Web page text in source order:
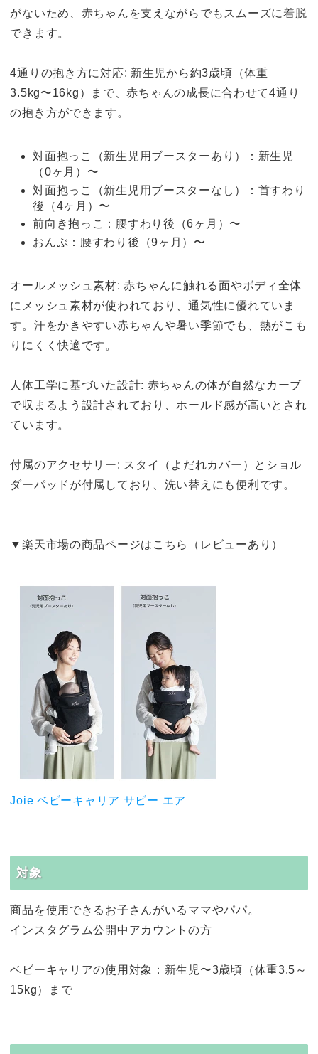
がないため、赤ちゃんを支えながらでもスムーズに着脱
できます。
4通りの抱き方に対応: 新生児から約3歳頃（体重
3.5kg〜16kg）まで、赤ちゃんの成長に合わせて4通り
の抱き方ができます。
対面抱っこ（新生児用ブースターあり）：新生児
（0ヶ月）〜
対面抱っこ（新生児用ブースターなし）：首すわり
後（4ヶ月）〜
前向き抱っこ：腰すわり後（6ヶ月）〜
おんぶ：腰すわり後（9ヶ月）〜
オールメッシュ素材: 赤ちゃんに触れる面やボディ全体
にメッシュ素材が使われており、通気性に優れていま
す。汗をかきやすい赤ちゃんや暑い季節でも、熱がこも
りにくく快適です。
人体工学に基づいた設計: 赤ちゃんの体が自然なカーブ
で収まるよう設計されており、ホールド感が高いとされ
ています。
付属のアクセサリー: スタイ（よだれカバー）とショル
ダーパッドが付属しており、洗い替えにも便利です。
▼楽天市場の商品ページはこちら（レビューあり）
Joie ベビーキャリア サビー エア
対象
商品を使用できるお子さんがいるママやパパ。
インスタグラム公開中アカウントの方
ベビーキャリアの使用対象：新生児〜3歳頃（体重3.5～
15kg）まで